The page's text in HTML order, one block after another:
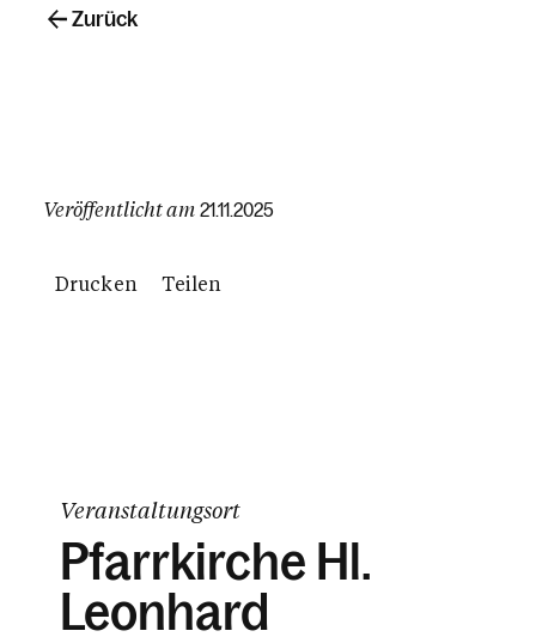
Veröffentlicht am 21.11.2025
Drucken Teilen
Zurück
Veranstaltungsort
Pfarrkirche Hl.
Leonhard